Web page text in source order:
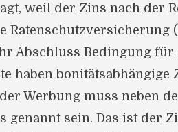
weil der Zins nach der
Abschluss Bedingung
haben bonitätsabhängige
Werbung muss neben
genannt sein. Das ist der